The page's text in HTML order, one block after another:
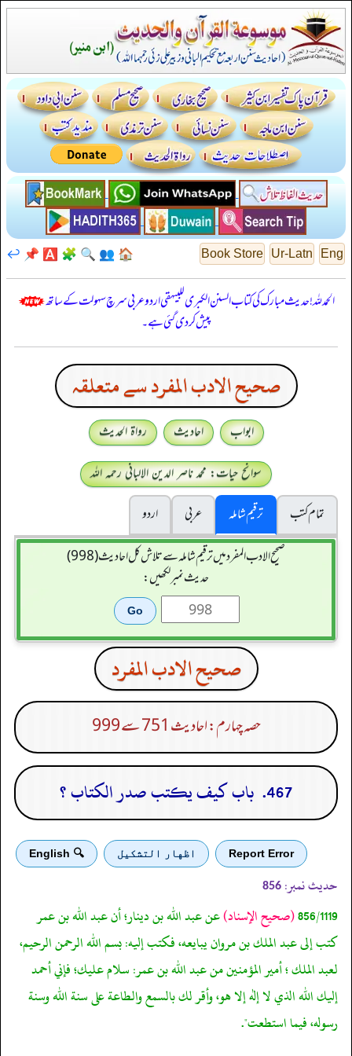
Eng
Ur-Latn
Book Store
🏠
👥
🔍
🧩
🅰️
📌
↩️
الحمدللہ! حدیث مبارک کی کتاب السنن الكبرى للبيهقي اردو عربی سرچ سہولت کے ساتھ
پیش کر دی گئی ہے۔
صحيح الادب المفرد سے متعلقہ
ابواب احادیث
رواۃ الحدیث
سوانح حیات: محمد ناصر الدین الالبانی رحمہ اللہ
تمام کتب
ترقیم شاملہ عربی
اردو
صحيح الادب المفرد میں ترقیم شاملہ سے تلاش کل احادیث (998)
حدیث نمبر لکھیں:
صحيح الادب المفرد
حصہ چہارم: احادیث 751 سے 999
467. باب كيف يكتب صدر الكتاب ؟
Report Error اظهار التشكيل 🔍 English
حدیث نمبر: 856
856/1119(صحيح الإسناد)عن عبد الله بن دينار؛ أن عبد الله بن عمر
كتب إلى عبد الملك بن مروان يبايعه، فكتب إليه: بسم الله الرحمن الرحيم،
لعبد الملك ؛ أمير المؤمنين من عبد الله بن عمر: سلام عليك؛ فإني أحمد
إليك الله الذي لا إله إلا هو، وأقر لك بالسمع والطاعة على سنة الله وسنة
رسوله، فيما استطعت".